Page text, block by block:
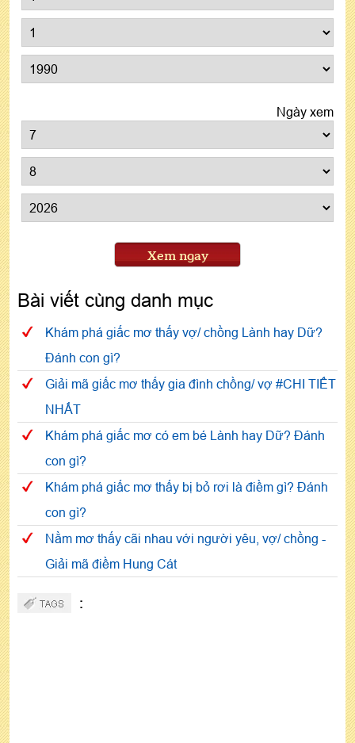
Ngày xem
Xem ngay
Bài viết cùng danh mục
Khám phá giấc mơ thấy vợ/ chồng Lành hay Dữ?
Đánh con gì?
Giải mã giấc mơ thấy gia đình chồng/ vợ #CHI TIẾT
NHẤT
Khám phá giấc mơ có em bé Lành hay Dữ? Đánh
con gì?
Khám phá giấc mơ thấy bị bỏ rơi là điềm gì? Đánh
con gì?
Nằm mơ thấy cãi nhau với người yêu, vợ/ chồng -
Giải mã điềm Hung Cát
: